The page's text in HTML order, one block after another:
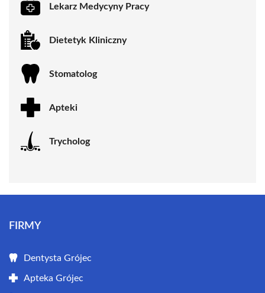
Lekarz Medycyny Pracy
Dietetyk Kliniczny
Stomatolog
Apteki
Trycholog
FIRMY
Dentysta Grójec
Apteka Grójec